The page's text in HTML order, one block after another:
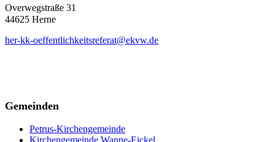
Overwegstraße 31
44625 Herne
her-kk-oeffentlichkeitsreferat@ekvw.de
Gemeinden
Petrus-Kirchengemeinde
Kirchengemeinde Wanne-Eickel